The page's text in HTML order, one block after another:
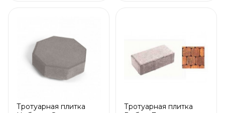
Тротуарная плитка
Тротуарная плитка